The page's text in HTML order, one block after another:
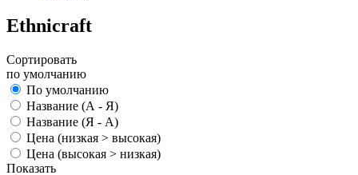
Ethnicraft
Сортировать
по умолчанию
По умолчанию
Название (А - Я)
Название (Я - А)
Цена (низкая > высокая)
Цена (высокая > низкая)
Показать